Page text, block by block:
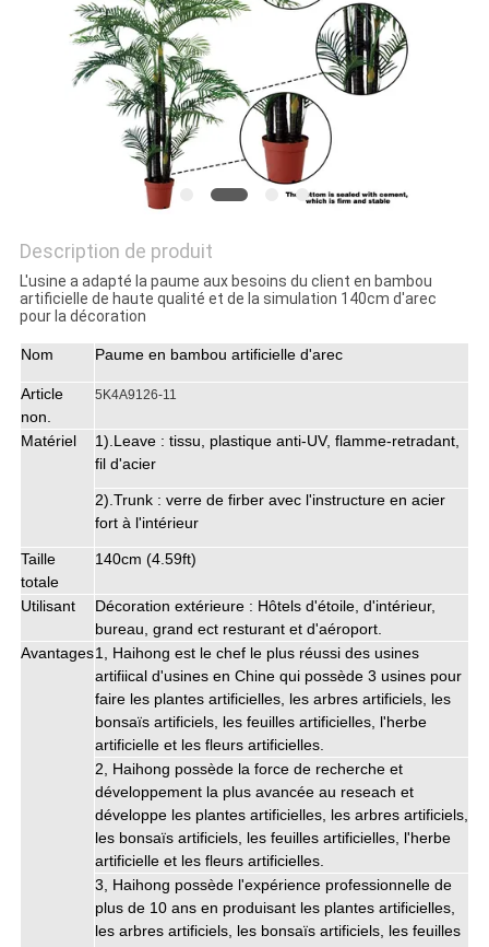
DEVIS
POLITIQUE
DE
CONFIDENTIALITÉ
Description de produit
L'usine a adapté la paume aux besoins du client en bambou
artificielle de haute qualité et de la simulation 140cm d'arec
pour la décoration
Nom Paume en bambou artificielle d'arec
Article
non.
5K4A9126-11
Matériel
1).Leave : tissu, plastique anti-UV, flamme-retradant,
fil d'acier
2).Trunk : verre de firber avec l'instructure en acier
fort à l'intérieur
Taille
totale
140cm (4.59ft)
Utilisant
Décoration extérieure : Hôtels d'étoile, d'intérieur,
bureau, grand ect resturant et d'aéroport.
Avantages1, Haihong est le chef le plus réussi des usines
artifiical d'usines en Chine qui possède 3 usines pour
faire les plantes artificielles, les arbres artificiels, les
bonsaïs artificiels, les feuilles artificielles, l'herbe
artificielle et les fleurs artificielles.
2, Haihong possède la force de recherche et
développement la plus avancée au reseach et
développe les plantes artificielles, les arbres artificiels,
les bonsaïs artificiels, les feuilles artificielles, l'herbe
artificielle et les fleurs artificielles.
3, Haihong possède l'expérience professionnelle de
plus de 10 ans en produisant les plantes artificielles,
les arbres artificiels, les bonsaïs artificiels, les feuilles